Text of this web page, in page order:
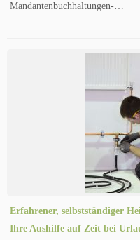
Mandantenbuchhaltungen-…
Erfahrener, selbstständiger
Ihre Aushilfe auf Zeit bei